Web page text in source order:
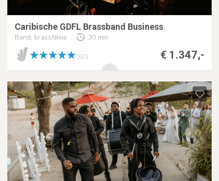
Caribische GDFL Brassband Business
Band, brass/dixie 30 min
€ 1.347,-
(60)